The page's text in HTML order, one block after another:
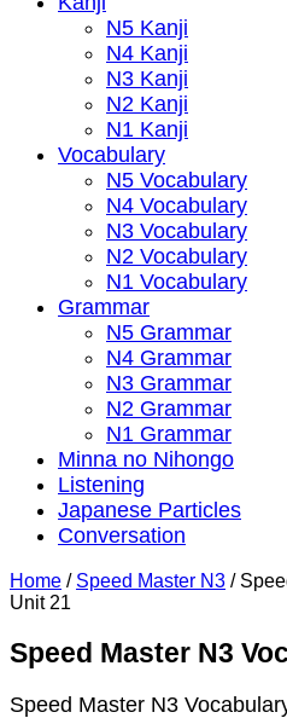
N5 Kanji
N4 Kanji
N3 Kanji
N2 Kanji
N1 Kanji
Vocabulary
N5 Vocabulary
N4 Vocabulary
N3 Vocabulary
N2 Vocabulary
N1 Vocabulary
Grammar
N5 Grammar
N4 Grammar
N3 Grammar
N2 Grammar
N1 Grammar
Minna no Nihongo
Listening
Japanese Particles
Conversation
Home / Speed Master N3 /
Unit 21
Speed Master N3
Speed Master N3